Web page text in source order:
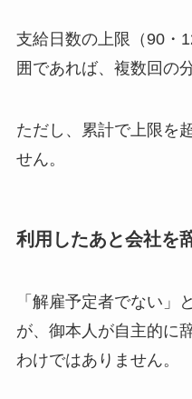
支給日数の上限（90・
囲であれば、複数回の
ただし、累計で上限を
せん。
利用したあと会社を
「解雇予定者でない」
が、御本人が自主的に
わけではありません。